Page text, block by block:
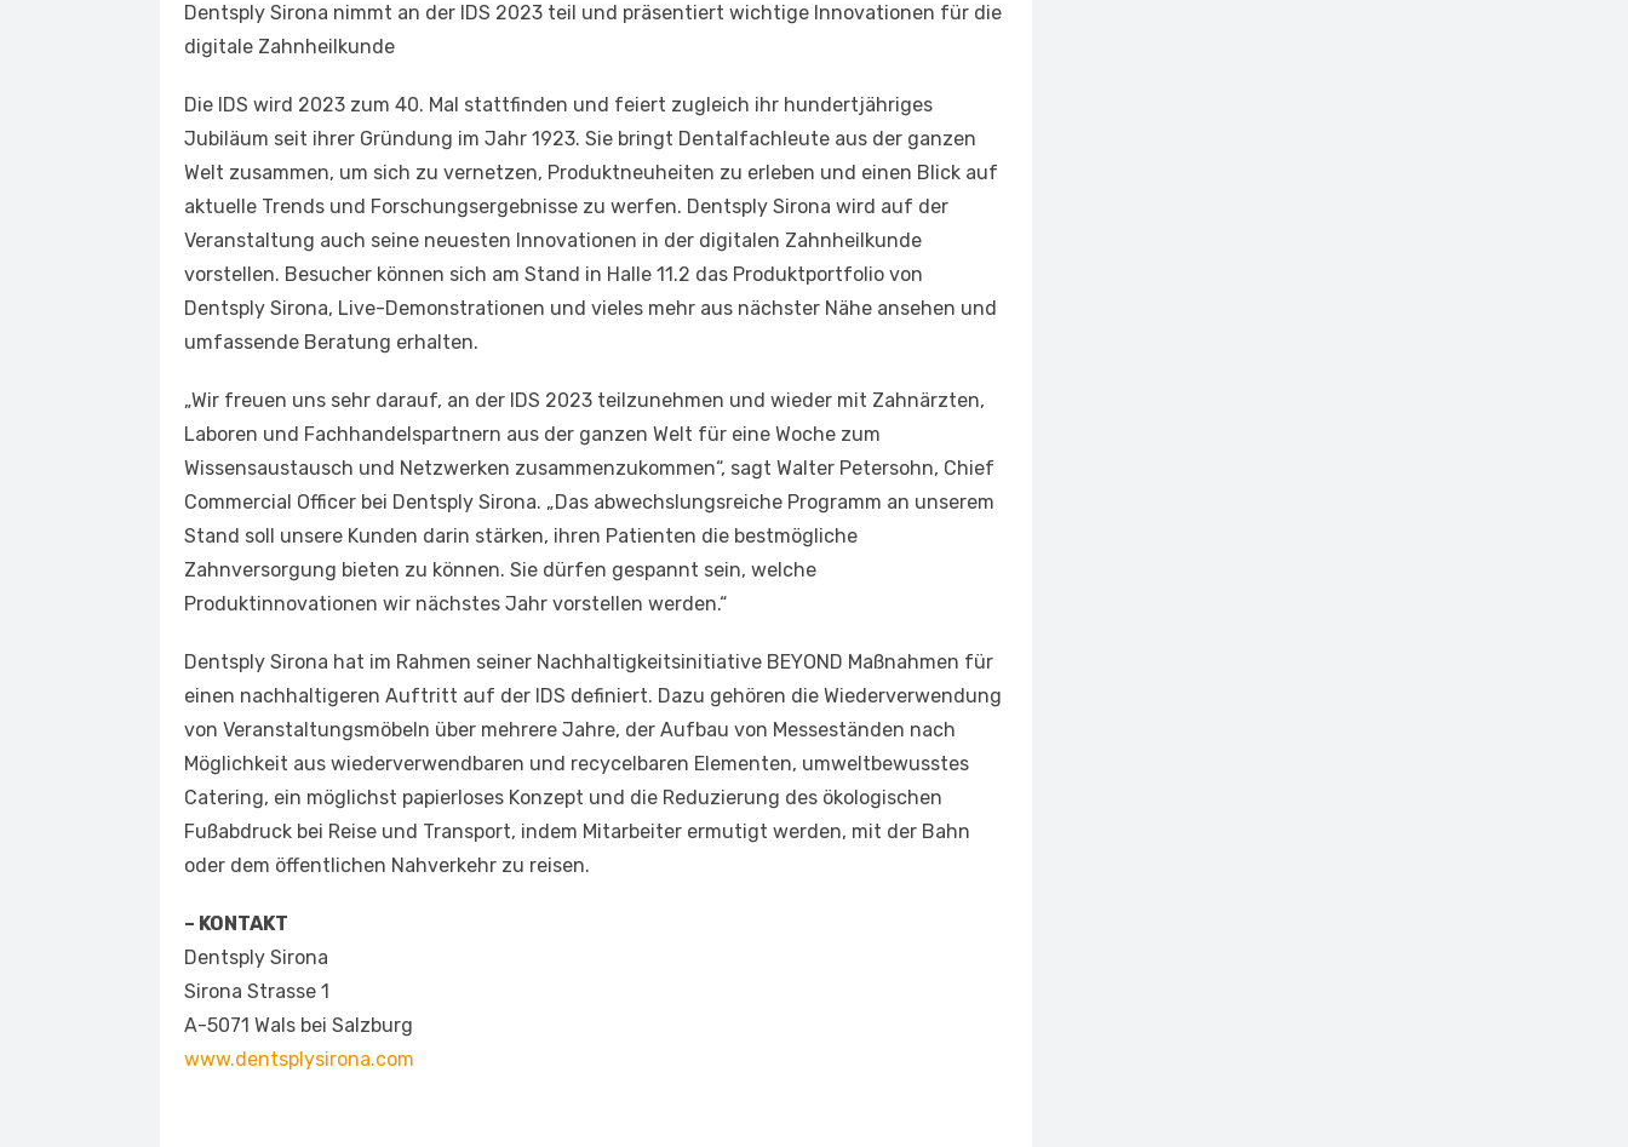
Dentsply Sirona nimmt an der IDS 2023 teil und präsentiert wichtige Innovationen für die
digitale Zahnheilkunde
Die IDS wird 2023 zum 40. Mal stattfinden und feiert zugleich ihr hundertjähriges
Jubiläum seit ihrer Gründung im Jahr 1923. Sie bringt Dentalfachleute aus der ganzen
Welt zusammen, um sich zu vernetzen, Produktneuheiten zu erleben und einen Blick auf
aktuelle Trends und Forschungsergebnisse zu werfen. Dentsply Sirona wird auf der
Veranstaltung auch seine neuesten Innovationen in der digitalen Zahnheilkunde
vorstellen. Besucher können sich am Stand in Halle 11.2 das Produktportfolio von
Dentsply Sirona, Live-Demonstrationen und vieles mehr aus nächster Nähe ansehen und
umfassende Beratung erhalten.
„Wir freuen uns sehr darauf, an der IDS 2023 teilzunehmen und wieder mit Zahnärzten,
Laboren und Fachhandelspartnern aus der ganzen Welt für eine Woche zum
Wissensaustausch und Netzwerken zusammenzukommen“, sagt Walter Petersohn, Chief
Commercial Officer bei Dentsply Sirona. „Das abwechslungsreiche Programm an unserem
Stand soll unsere Kunden darin stärken, ihren Patienten die bestmögliche
Zahnversorgung bieten zu können. Sie dürfen gespannt sein, welche
Produktinnovationen wir nächstes Jahr vorstellen werden.“
Dentsply Sirona hat im Rahmen seiner Nachhaltigkeitsinitiative BEYOND Maßnahmen für
einen nachhaltigeren Auftritt auf der IDS definiert. Dazu gehören die Wiederverwendung
von Veranstaltungsmöbeln über mehrere Jahre, der Aufbau von Messeständen nach
Möglichkeit aus wiederverwendbaren und recycelbaren Elementen, umweltbewusstes
Catering, ein möglichst papierloses Konzept und die Reduzierung des ökologischen
Fußabdruck bei Reise und Transport, indem Mitarbeiter ermutigt werden, mit der Bahn
oder dem öffentlichen Nahverkehr zu reisen.
– KONTAKT
Dentsply Sirona
Sirona Strasse 1
A-5071 Wals bei Salzburg
www.dentsplysirona.com